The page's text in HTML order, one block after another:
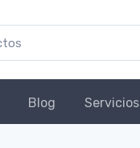
Blog Servicios